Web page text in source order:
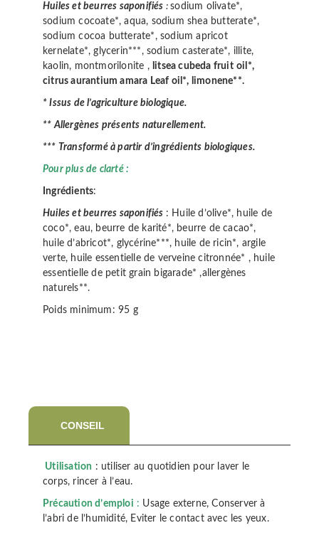
Huiles et beurres saponifiés :sodium olivate*,
sodium cocoate*, aqua, sodium shea butterate*,
sodium cocoa butterate*, sodium apricot
kernelate*, glycerin***, sodium casterate*, illite,
kaolin, montmorilonite , litsea cubeda fruit oil*,
citrus aurantium amara Leaf oil*, limonene**.
* Issus de l’agriculture biologique.
** Allergènes présents naturellement.
*** Transformé à partir d’ingrédients biologiques.
Pour plus de clarté :
Ingrédients:
Huiles et beurres saponifiés : Huile d’olive*, huile de
coco*, eau, beurre de karité*, beurre de cacao*,
huile d’abricot*, glycérine***, huile de ricin*, argile
verte, huile essentielle de verveine citronnée* , huile
essentielle de petit grain bigarade* ,allergènes
naturels**.
Poids minimum: 95 g
CONSEIL
Utilisation : utiliser au quotidien pour laver le
corps, rincer à l’eau.
Précaution d’emploi : Usage externe, Conserver à
l’abri de l’humidité, Eviter le contact avec les yeux.